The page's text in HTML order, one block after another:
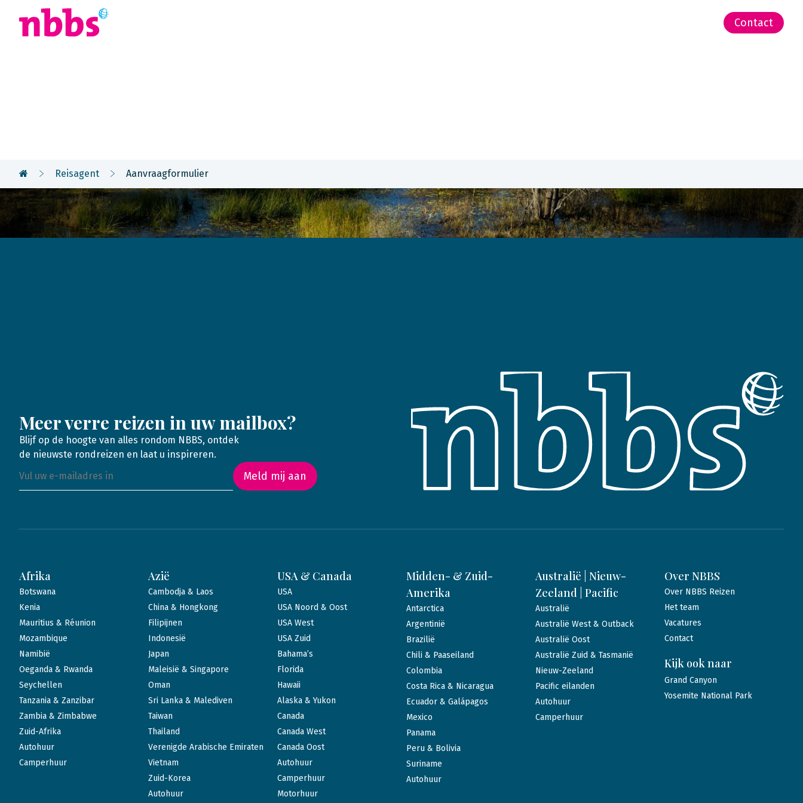
Contact
Reisagent Aanvraagformulier
Meer verre reizen in uw mailbox?
Blijf op de hoogte van alles rondom NBBS, ontdek
de nieuwste rondreizen en laat u inspireren.
Meld mij aan
Afrika
Botswana
Kenia
Mauritius & Réunion
Mozambique
Namibië
Oeganda & Rwanda
Seychellen
Tanzania & Zanzibar
Zambia & Zimbabwe
Zuid-Afrika
Autohuur
Camperhuur
Azië
Cambodja & Laos
China & Hongkong
Filipijnen
Indonesië
Japan
Maleisië & Singapore
Oman
Sri Lanka & Malediven
Taiwan
Thailand
Verenigde Arabische Emiraten
Vietnam
Zuid-Korea
Autohuur
USA & Canada
USA
USA Noord & Oost
USA West
USA Zuid
Bahama’s
Florida
Hawaii
Alaska & Yukon
Canada
Canada West
Canada Oost
Autohuur
Camperhuur
Motorhuur
Midden- & Zuid-
Amerika
Antarctica
Argentinië
Brazilië
Chili & Paaseiland
Colombia
Costa Rica & Nicaragua
Ecuador & Galápagos
Mexico
Panama
Peru & Bolivia
Suriname
Autohuur
Australië | Nieuw-
Zeeland | Pacific
Australië
Australië West & Outback
Australië Oost
Australië Zuid & Tasmanië
Nieuw-Zeeland
Pacific eilanden
Autohuur
Camperhuur
Over NBBS
Over NBBS Reizen
Het team
Vacatures
Contact
Kijk ook naar
Grand Canyon
Yosemite National Park